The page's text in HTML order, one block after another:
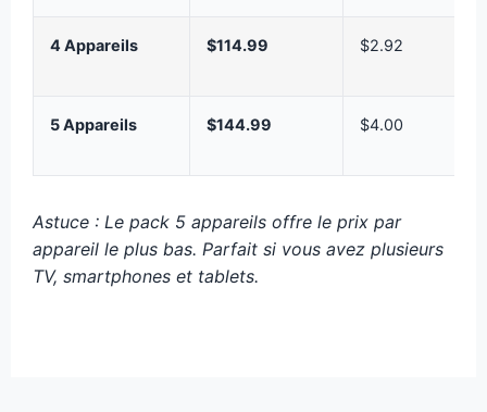
4 Appareils $114.99 $2.92
5 Appareils $144.99 $4.00
Astuce : Le pack 5 appareils offre le prix par
appareil le plus bas. Parfait si vous avez plusieurs
TV, smartphones et tablets.